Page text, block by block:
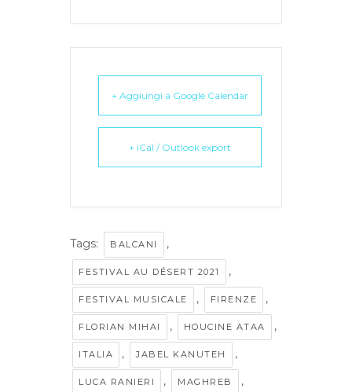
+ Aggiungi a Google Calendar
+ iCal / Outlook export
Tags: BALCANI ,
FESTIVAL AU DÉSERT 2021 ,
FESTIVAL MUSICALE , FIRENZE ,
FLORIAN MIHAI , HOUCINE ATAA ,
ITALIA , JABEL KANUTEH ,
LUCA RANIERI , MAGHREB ,